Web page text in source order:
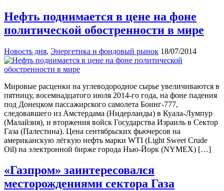
Нефть поднимается в цене на фоне
политической обостренности в мире
Новость дня, Энергетика и фондовый рынок 18/07/2014
Мировые расценки на углеводородное сырье увеличиваются в
пятницу, восемнадцатого июля 2014-го года, на фоне падения
под Донецком пассажирского самолета Боинг-777,
следовавшего из Амстердама (Нидерланды) в Куала-Лумпур
(Малайзия), и вторжения войск Государства Израиль в Сектор
Газа (Палестина). Цена сентябрьских фьючерсов на
американскую лёгкую нефть марки WTI (Light Sweet Crude
Oil) на электронной бирже города Нью-Йорк (NYMEX) […]
«Газпром» заинтересовался
месторождениями сектора Газа